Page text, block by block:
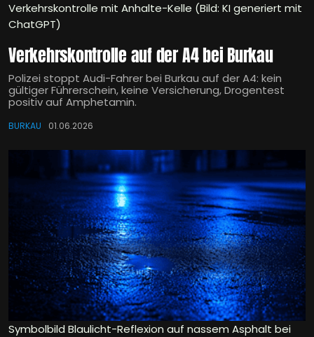
Verkehrskontrolle mit Anhalte-Kelle (Bild: KI generiert mit
ChatGPT)
Verkehrskontrolle auf der A4 bei Burkau
Polizei stoppt Audi-Fahrer bei Burkau auf der A4: kein
gültiger Führerschein, keine Versicherung, Drogentest
positiv auf Amphetamin.
BURKAU 01.06.2026
Symbolbild Blaulicht-Reflexion auf nassem Asphalt bei